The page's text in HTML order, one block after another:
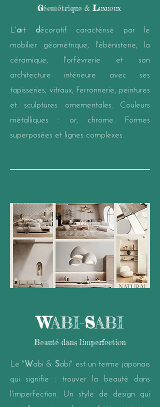
Géométrique & Luxueux
L'art décoratif caractérisé par le
mobilier géométrique, l'ébénisterie, la
céramique, l'orfèvrerie et son
architecture intérieure avec ses
tapisseries, vitraux, ferronnerie, peintures
et sculptures ornementales. Couleurs
métalliques : or, chrome.
Formes
superposées et lignes complexes.
WABI-SABI
Beauté dans l'imperfection
Le "Wabi & Sabi" est un terme japonais
qui signifie : trouver la beauté dans
l'imperfection. Un style de design qui